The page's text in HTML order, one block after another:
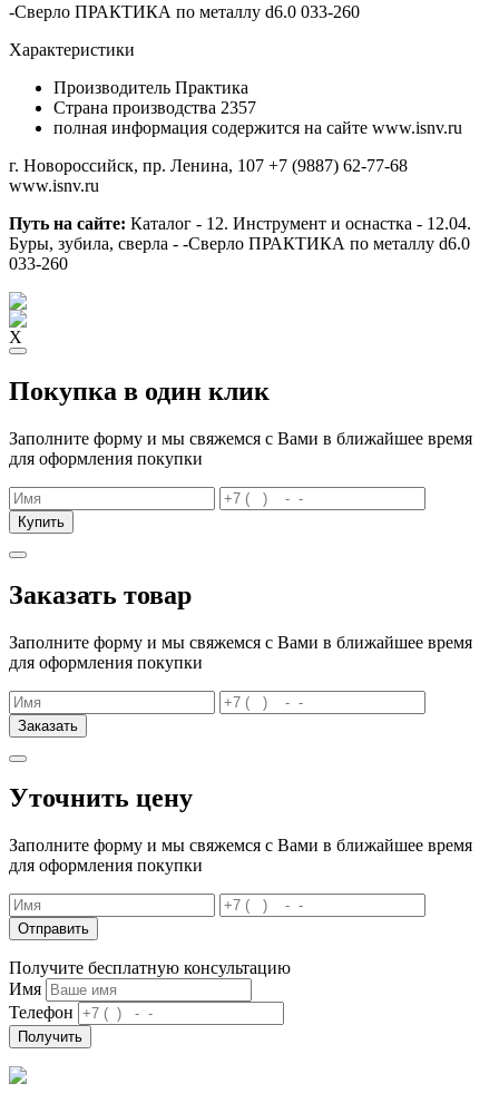
-Сверло ПРАКТИКА по металлу d6.0 033-260
Характеристики
Производитель Практика
Страна производства 2357
полная информация содержится на сайте www.isnv.ru
г. Новороссийск, пр. Ленина, 107 +7 (9887) 62-77-68
www.isnv.ru
Путь на сайте: Каталог - 12. Инструмент и оснастка - 12.04.
Буры, зубила, сверла - -Сверло ПРАКТИКА по металлу d6.0
033-260
X
Покупка в один клик
Заполните форму и мы свяжемся с Вами в ближайшее время
для оформления покупки
Купить
Заказать товар
Заполните форму и мы свяжемся с Вами в ближайшее время
для оформления покупки
Заказать
Уточнить цену
Заполните форму и мы свяжемся с Вами в ближайшее время
для оформления покупки
Отправить
Получите бесплатную консультацию
Имя
Телефон
Получить